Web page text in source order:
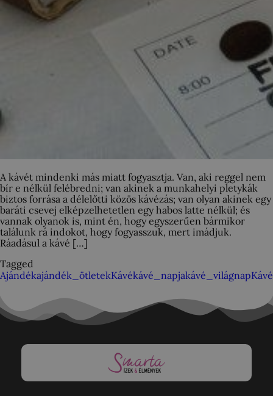
A kávét mindenki más miatt fogyasztja. Van, aki reggel nem
bír e nélkül felébredni; van akinek a munkahelyi pletykák
biztos forrása a délelőtti közös kávézás; van olyan akinek egy
baráti csevej elképzelhetetlen egy habos latte nélkül; és
vannak olyanok is, mint én, hogy egyszerűen bármikor
találunk rá indokot, hogy fogyasszuk, mert imádjuk.
Ráadásul a kávé […]
Tagged
Ajándékajándék_ötletekKávékávé_napjakávé_világnap